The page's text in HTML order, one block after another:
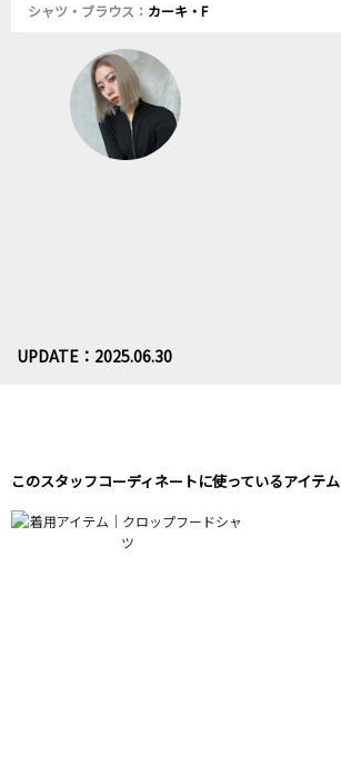
シャツ・ブラウス： カーキ・F
UPDATE：2025.06.30
このスタッフコーディネートに使っているアイテム